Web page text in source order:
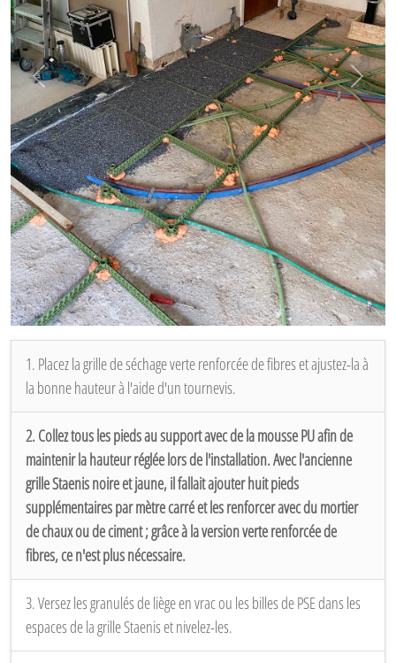
Vorige
1. Placez la grille de séchage verte renforcée de fibres et ajustez-la à
la bonne hauteur à l'aide d'un tournevis.
2. Collez tous les pieds au support avec de la mousse PU afin de
maintenir la hauteur réglée lors de l'installation. Avec l'ancienne
grille Staenis noire et jaune, il fallait ajouter huit pieds
supplémentaires par mètre carré et les renforcer avec du mortier
de chaux ou de ciment ; grâce à la version verte renforcée de
fibres, ce n'est plus nécessaire.
3. Versez les granulés de liège en vrac ou les billes de PSE dans les
espaces de la grille Staenis et nivelez-les.